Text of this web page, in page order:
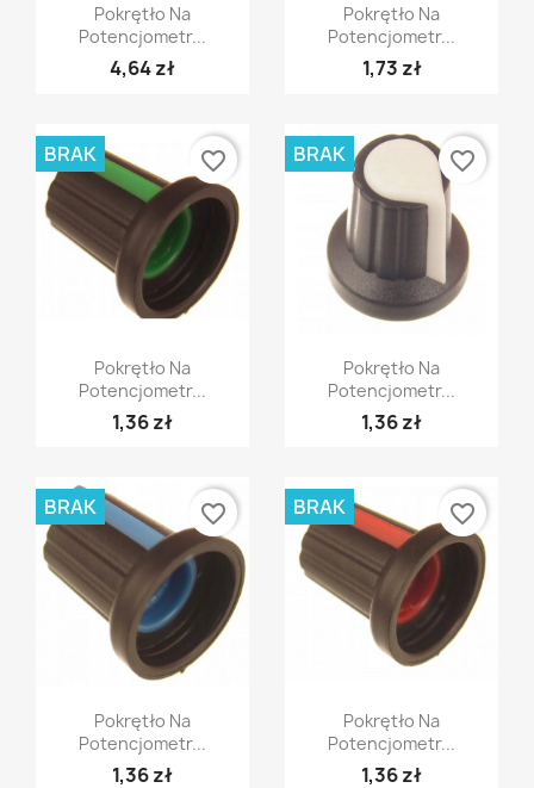
Szybki podgląd
Pokrętło Na
Potencjometr...
4,64 zł
Szybki podgląd
Pokrętło Na
Potencjometr...
1,73 zł
Szybki podgląd
Pokrętło Na
Potencjometr...
1,36 zł
BRAK favorite_border
Szybki podgląd
Pokrętło Na
Potencjometr...
1,36 zł
BRAK favorite_border
Szybki podgląd
Pokrętło Na
Potencjometr...
1,36 zł
BRAK favorite_border
Szybki podgląd
Pokrętło Na
Potencjometr...
1,36 zł
BRAK favorite_border